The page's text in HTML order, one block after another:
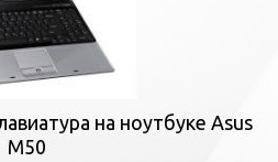
на ноутбуке Asus
M50